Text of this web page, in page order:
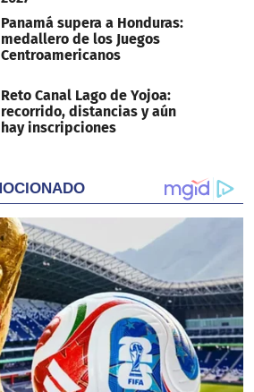
Panamá supera a Honduras:
medallero de los Juegos
Centroamericanos
Reto Canal Lago de Yojoa:
recorrido, distancias y aún
hay inscripciones